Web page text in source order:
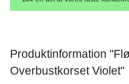
Produktinformation
Overbustkorset Violet"